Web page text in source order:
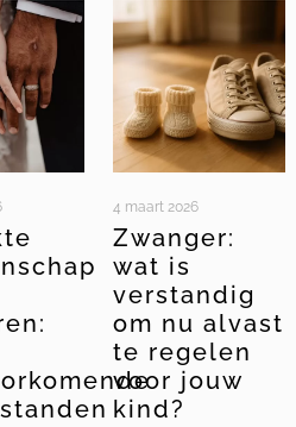
4 maart 2026
Zwanger:
wat is
verstandig
om nu alvast
te regelen
voor jouw
kind?